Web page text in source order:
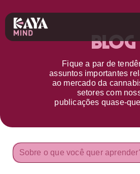
Blog
Fique a par de
assuntos importantes
ao mercado da
setorescom
publicações quase-